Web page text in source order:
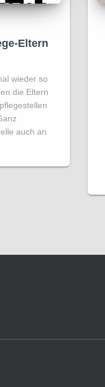
Eltern
wieder so
die Eltern
auch an